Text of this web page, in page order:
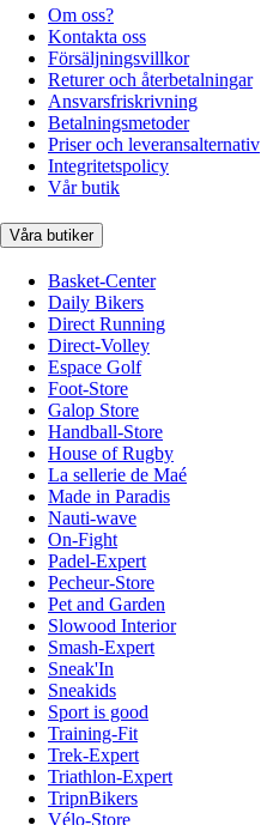
Om oss?
Kontakta oss
Försäljningsvillkor
Returer och återbetalningar
Ansvarsfriskrivning
Betalningsmetoder
Priser och leveransalternativ
Integritetspolicy
Vår butik
Våra butiker
Basket-Center
Daily Bikers
Direct Running
Direct-Volley
Espace Golf
Foot-Store
Galop Store
Handball-Store
House of Rugby
La sellerie de Maé
Made in Paradis
Nauti-wave
On-Fight
Padel-Expert
Pecheur-Store
Pet and Garden
Slowood Interior
Smash-Expert
Sneak'In
Sneakids
Sport is good
Training-Fit
Trek-Expert
Triathlon-Expert
TripnBikers
Vélo-Store